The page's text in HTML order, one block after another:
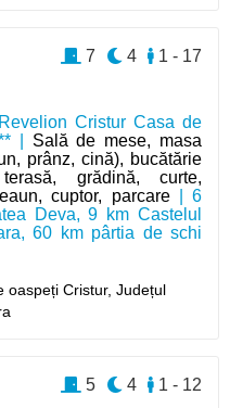
Cristur Casa de
| Sală de mese, masa
prânz, cină), bucătărie
grădină, curte,
cuptor, parcare| 6
Deva, 9 km Castelul
60 km pârtia de schi
oaspeți Cristur,Județul
1 - 17
4
7
1 - 12
4
5